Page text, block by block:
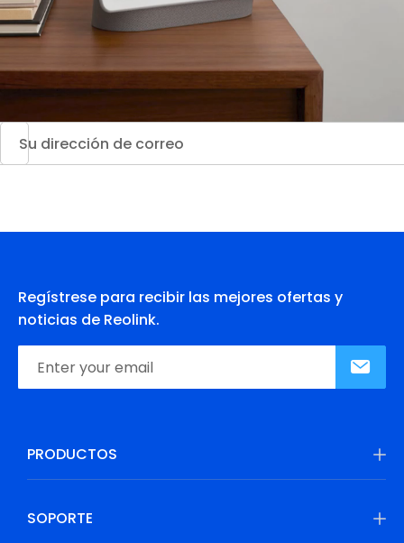
Regístrese para recibir las mejores ofertas y
noticias de Reolink.
PRODUCTOS
SOPORTE